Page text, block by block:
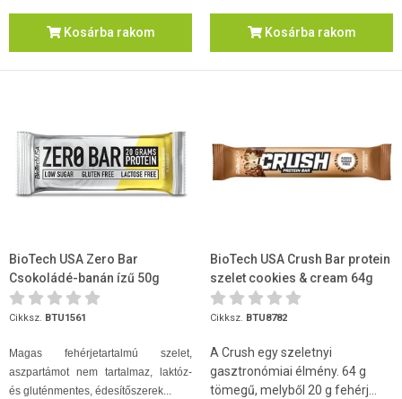
Kosárba rakom Kosárba rakom
BioTech USA Zero Bar
Csokoládé-banán ízű 50g
Cikksz. BTU1561
Magas fehérjetartalmú szelet,
aszpartámot nem tartalmaz, laktóz-
és gluténmentes, édesítőszerek...
BioTech USA Crush Bar protein
szelet cookies & cream 64g
Cikksz. BTU8782
A Crush egy szeletnyi
gasztronómiai élmény. 64 g
tömegű, melyből 20 g fehérj...